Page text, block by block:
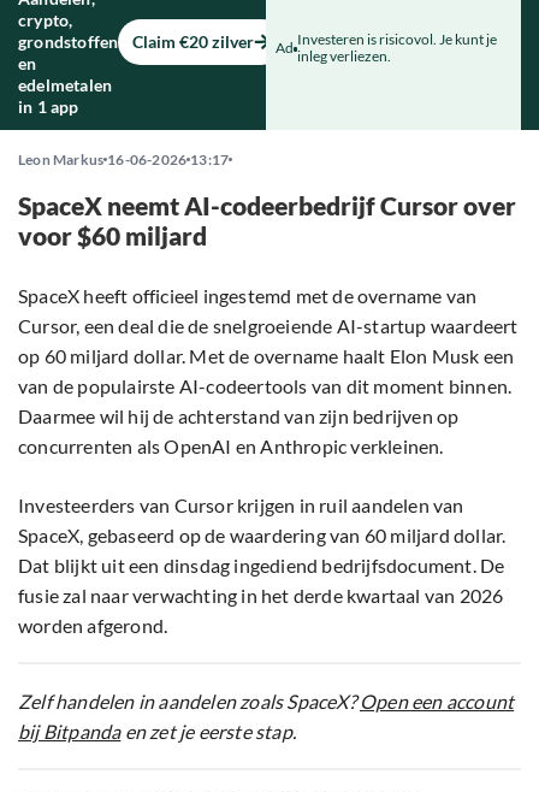
crypto,
grondstoffen
en
edelmetalen
in 1 app
Claim €20 zilver Ad Investeren is risicovol. Je kunt je
inleg verliezen.
Leon Markus 16-06-2026 13:17
SpaceX neemt AI-codeerbedrijf Cursor over
voor $60 miljard
SpaceX heeft officieel ingestemd met de overname van
Cursor, een deal die de snelgroeiende AI-startup waardeert
op 60 miljard dollar. Met de overname haalt Elon Musk een
van de populairste AI-codeertools van dit moment binnen.
Daarmee wil hij de achterstand van zijn bedrijven op
concurrenten als OpenAI en Anthropic verkleinen.
Investeerders van Cursor krijgen in ruil aandelen van
SpaceX, gebaseerd op de waardering van 60 miljard dollar.
Dat blijkt uit een dinsdag ingediend bedrijfsdocument. De
fusie zal naar verwachting in het derde kwartaal van 2026
worden afgerond.
Zelf handelen in aandelen zoals SpaceX?Open een account
bij Bitpandaen zet je eerste stap.